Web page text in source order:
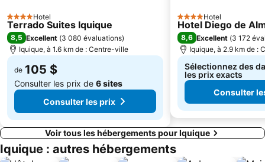
4 ÉtoilesHotel
Terrado Suites Iquique
8,5 Excellent (3 080 évaluations)
Iquique, à 1.6 km de : Centre-ville
de 105 $
Consulter les prix de 6 sites
Consulter les prix
4 ÉtoilesHotel
Hotel Diego de
8,6 Excellent (3 172
Iquique, à 2.9 km de :
Sélectionnez des
les prix exacts
Consulter
Voir tous les hébergements pour Iquique
Iquique : autres hébergements